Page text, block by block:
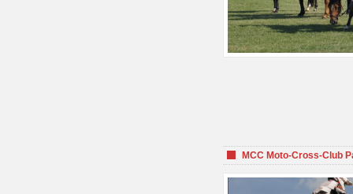
MCC Moto-Cross-Club